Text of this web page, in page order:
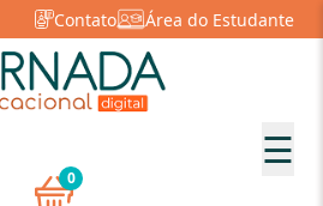
Contato Área do Estudante
☰
0